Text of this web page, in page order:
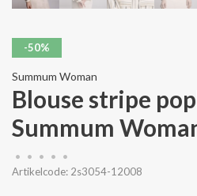
-50%
Summum Woman
Blouse stripe
Summum
• • • •
•
Artikelcode: 2s3054-12008